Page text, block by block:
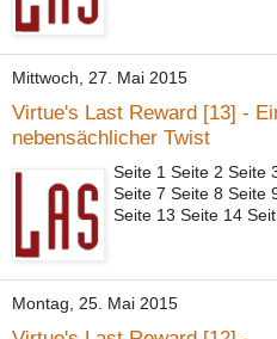
Mittwoch, 27. Mai 2015
Virtue's Last Reward [13] -
nebensächlicher Twist
Seite 1 Seite 2 Seite
Seite 7 Seite 8 Seite
Seite 13 Seite 14
Montag, 25. Mai 2015